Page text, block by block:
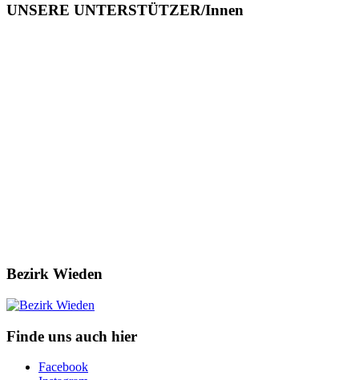
UNSERE UNTERSTÜTZER/Innen
Bezirk Wieden
Finde uns auch hier
Facebook